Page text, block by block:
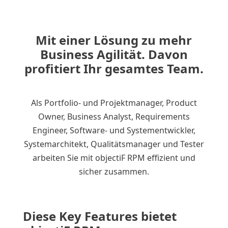
Mit einer Lösung zu mehr
Business Agilität. Davon
profitiert Ihr gesamtes Team.
Als Portfolio- und Projektmanager, Product
Owner, Business Analyst, Requirements
Engineer, Software- und Systementwickler,
Systemarchitekt, Qualitätsmanager und Tester
arbeiten Sie mit objectiF RPM effizient und
sicher zusammen.
Diese Key Features bietet